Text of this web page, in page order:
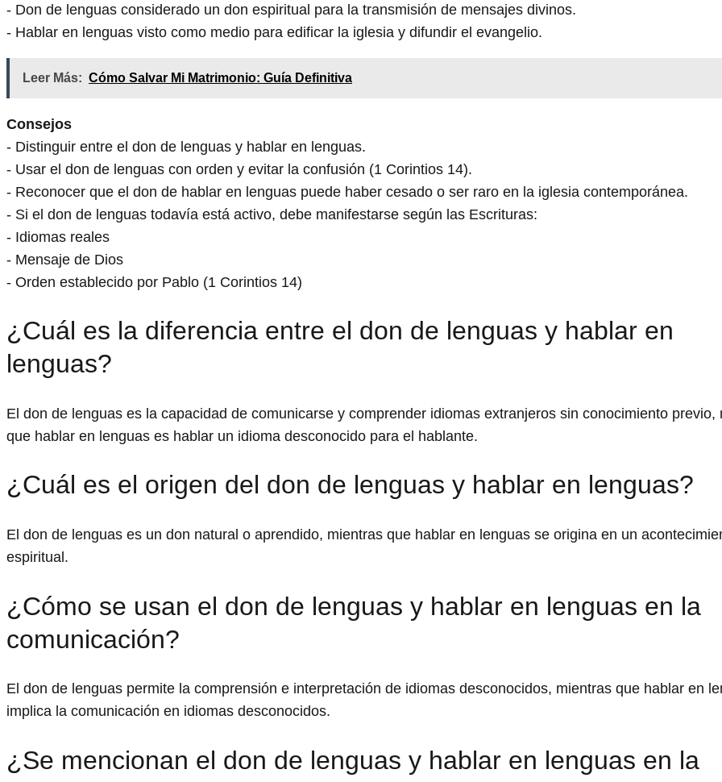
- Don de lenguas considerado un don espiritual para la transmisión de mensajes divinos.
- Hablar en lenguas visto como medio para edificar la iglesia y difundir el evangelio.
Leer Más: Cómo Salvar Mi Matrimonio: Guía Definitiva
Consejos
- Distinguir entre el don de lenguas y hablar en lenguas.
- Usar el don de lenguas con orden y evitar la confusión (1 Corintios 14).
- Reconocer que el don de hablar en lenguas puede haber cesado o ser raro en la iglesia contemporánea.
- Si el don de lenguas todavía está activo, debe manifestarse según las Escrituras:
- Idiomas reales
- Mensaje de Dios
- Orden establecido por Pablo (1 Corintios 14)
¿Cuál es la diferencia entre el don de lenguas y hablar en
lenguas?
El don de lenguas es la capacidad de comunicarse y comprender idiomas extranjeros sin conocimiento previo,
que hablar en lenguas es hablar un idioma desconocido para el hablante.
¿Cuál es el origen del don de lenguas y hablar en lenguas?
El don de lenguas es un don natural o aprendido, mientras que hablar en lenguas se origina en un
espiritual.
¿Cómo se usan el don de lenguas y hablar en lenguas en la
comunicación?
El don de lenguas permite la comprensión e interpretación de idiomas desconocidos, mientras que hablar en
implica la comunicación en idiomas desconocidos.
¿Se mencionan el don de lenguas y hablar en lenguas en la